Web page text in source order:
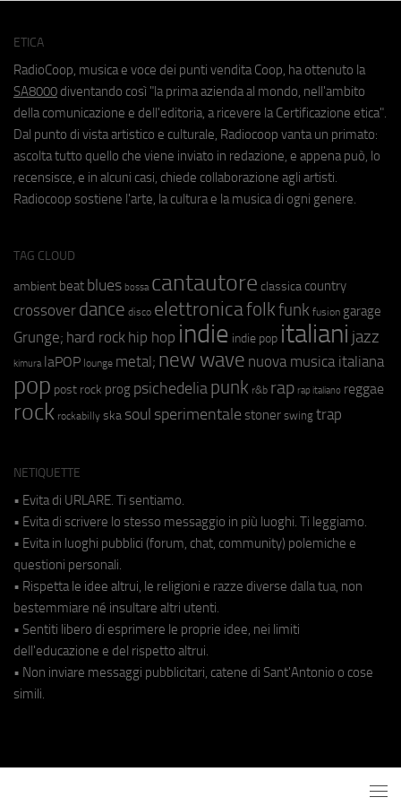
ETICA
RadioCoop, musica e voce dei punti vendita Coop, ha ottenuto la
SA8000 diventando così "la prima azienda al mondo, nell'ambito
della comunicazione e dell'editoria, a ricevere la Certificazione etica".
Dal punto di vista artistico e culturale, Radiocoop vanta un primato:
ascolta tutto quello che viene inviato in redazione, e appena può, lo
recensisce, e in alcuni casi, chiede collaborazione agli artisti.
Radiocoop sostiene l'arte, la cultura e la musica di ogni genere.
TAG CLOUD
ambient beat blues bossa cantautore classica country
crossover dance disco elettronicafolkfunk fusion garage
Grunge; hard rock hip hop indie indie pop italiani jazz
kimura laPOP lounge metal; new wave nuova musica italiana
pop post rock prog psichedeliapunk r&b rap rap italiano reggae
rock rockabilly ska soul sperimentale stoner swing trap
NETIQUETTE
• Evita di URLARE. Ti sentiamo.
• Evita di scrivere lo stesso messaggio in più luoghi. Ti leggiamo.
• Evita in luoghi pubblici (forum, chat, community) polemiche e
questioni personali.
• Rispetta le idee altrui, le religioni e razze diverse dalla tua, non
bestemmiare né insultare altri utenti.
• Sentiti libero di esprimere le proprie idee, nei limiti
dell'educazione e del rispetto altrui.
• Non inviare messaggi pubblicitari, catene di Sant'Antonio o cose
simili.